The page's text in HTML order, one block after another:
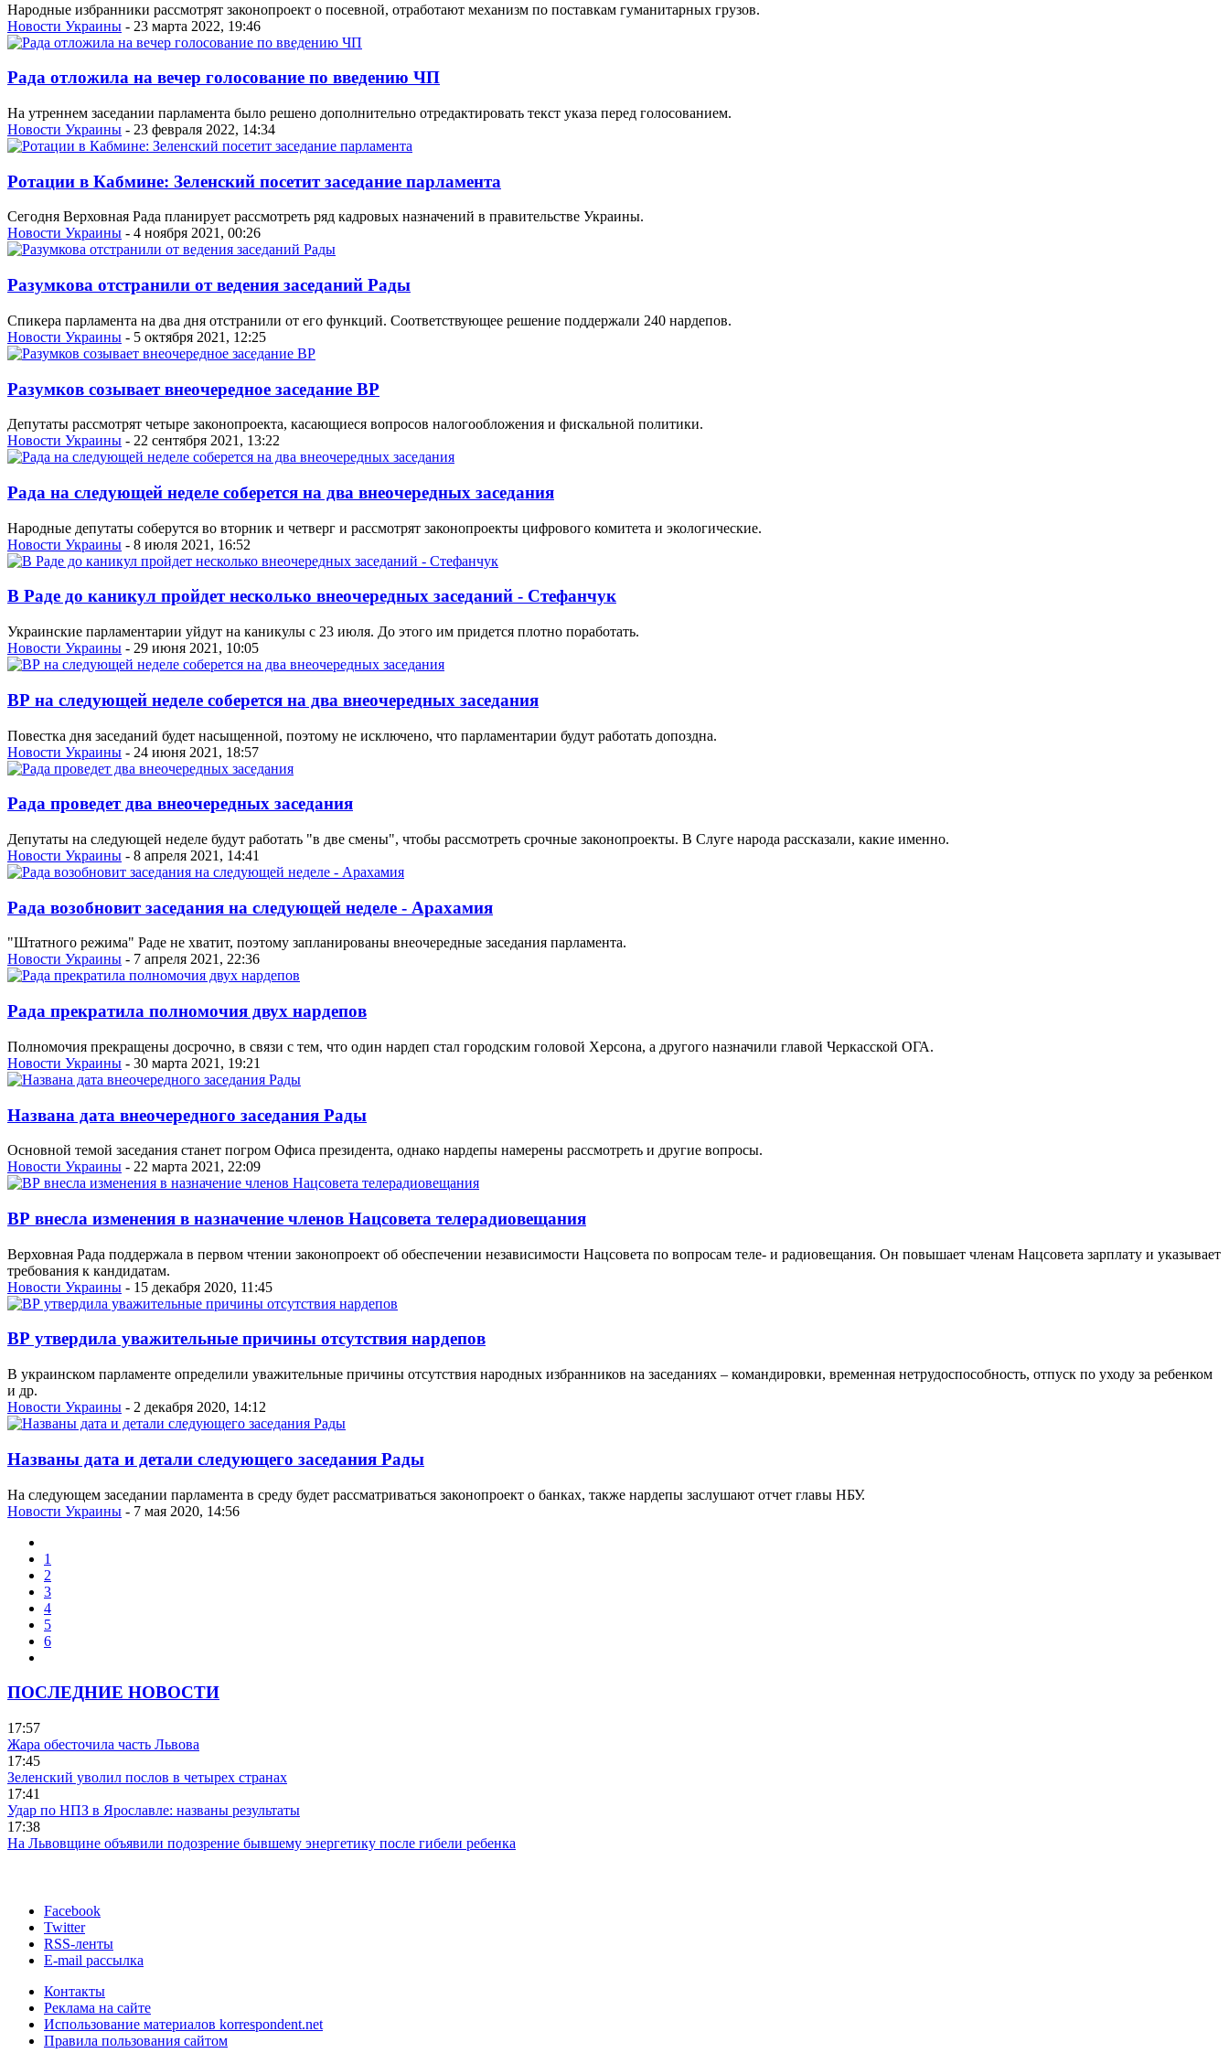
Народные избранники рассмотрят законопроект о посевной, отработают механизм по поставкам гуманитарных грузов.
Новости Украины - 23 марта 2022, 19:46
Рада отложила на вечер голосование по введению ЧП
На утреннем заседании парламента было решено дополнительно отредактировать текст указа перед голосованием.
Новости Украины - 23 февраля 2022, 14:34
Ротации в Кабмине: Зеленский посетит заседание парламента
Сегодня Верховная Рада планирует рассмотреть ряд кадровых назначений в правительстве Украины.
Новости Украины - 4 ноября 2021, 00:26
Разумкова отстранили от ведения заседаний Рады
Спикера парламента на два дня отстранили от его функций. Соответствующее решение поддержали 240 нардепов.
Новости Украины - 5 октября 2021, 12:25
Разумков созывает внеочередное заседание ВР
Депутаты рассмотрят четыре законопроекта, касающиеся вопросов налогообложения и фискальной политики.
Новости Украины - 22 сентября 2021, 13:22
Рада на следующей неделе соберется на два внеочередных заседания
Народные депутаты соберутся во вторник и четверг и рассмотрят законопроекты цифрового комитета и экологические.
Новости Украины - 8 июля 2021, 16:52
В Раде до каникул пройдет несколько внеочередных заседаний - Стефанчук
Украинские парламентарии уйдут на каникулы с 23 июля. До этого им придется плотно поработать.
Новости Украины - 29 июня 2021, 10:05
ВР на следующей неделе соберется на два внеочередных заседания
Повестка дня заседаний будет насыщенной, поэтому не исключено, что парламентарии будут работать допоздна.
Новости Украины - 24 июня 2021, 18:57
Рада проведет два внеочередных заседания
Депутаты на следующей неделе будут работать "в две смены", чтобы рассмотреть срочные законопроекты. В Слуге народа рассказали, какие именно.
Новости Украины - 8 апреля 2021, 14:41
Рада возобновит заседания на следующей неделе - Арахамия
"Штатного режима" Раде не хватит, поэтому запланированы внеочередные заседания парламента.
Новости Украины - 7 апреля 2021, 22:36
Рада прекратила полномочия двух нардепов
Полномочия прекращены досрочно, в связи с тем, что один нардеп стал городским головой Херсона, а другого назначили главой Черкасской ОГА.
Новости Украины - 30 марта 2021, 19:21
Названа дата внеочередного заседания Рады
Основной темой заседания станет погром Офиса президента, однако нардепы намерены рассмотреть и другие вопросы.
Новости Украины - 22 марта 2021, 22:09
ВР внесла изменения в назначение членов Нацсовета телерадиовещания
Верховная Рада поддержала в первом чтении законопроект об обеспечении независимости Нацсовета по вопросам теле- и радиовещания. Он повышает членам Нацсовета зарплату и указывает
требования к кандидатам.
Новости Украины - 15 декабря 2020, 11:45
ВР утвердила уважительные причины отсутствия нардепов
В украинском парламенте определили уважительные причины отсутствия народных избранников на заседаниях – командировки, временная нетрудоспособность, отпуск по уходу за ребенком
и др.
Новости Украины - 2 декабря 2020, 14:12
Названы дата и детали следующего заседания Рады
На следующем заседании парламента в среду будет рассматриваться законопроект о банках, также нардепы заслушают отчет главы НБУ.
Новости Украины - 7 мая 2020, 14:56
1
2
3
4
5
6
ПОСЛЕДНИЕ НОВОСТИ
17:57
Жара обесточила часть Львова
17:45
Зеленский уволил послов в четырех странах
17:41
Удар по НПЗ в Ярославле: названы результаты
17:38
На Львовщине объявили подозрение бывшему энергетику после гибели ребенка
Facebook
Twitter
RSS-ленты
E-mail рассылка
Контакты
Реклама на сайте
Использование материалов korrespondent.net
Правила пользования сайтом